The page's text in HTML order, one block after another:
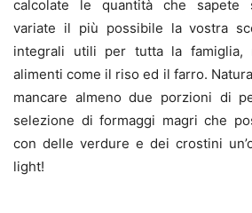
calcolate le quantità che sapete
variate il più possibile la vostra
integrali utili per tutta la famiglia,
alimenti come il riso ed il farro.
mancare almeno due porzioni di
selezione di formaggi magri che
con delle verdure e dei crostini
light!